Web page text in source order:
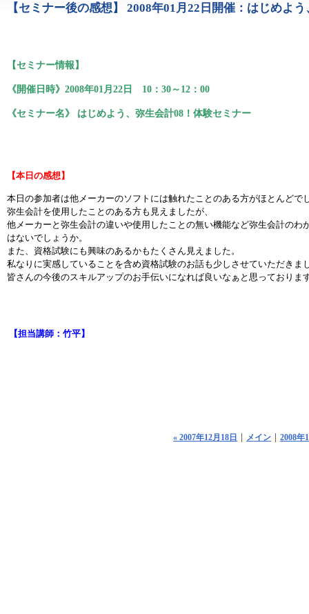
【セミナー後の感想】 2008年01月22日開催：はじめよ
【セミナー情報】
《開催日時》2008年01月22日 10：30～12：00
《セミナー名》 はじめよう、弥生会計08！体験セミナー
【本日の感想】
本日の参加者は他メーカーのソフトには触れたことのある方がほとんどで
弥生会計を使用したことのある方も見えましたが、
他メーカーと弥生会計の違いや使用したことの無い機能など弥生会計の
はないでしょうか。
また、資格試験にも興味のあるかもたくさん見えました。
私なりに実感していることを含め資格試験のお話も少しさせていただきま
皆さんの今後のスキルアップのお手伝いになれば良いなぁと思っておりま
【担当講師：竹平】
« 2007年12月18日 メイン 2008年